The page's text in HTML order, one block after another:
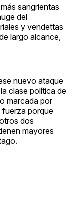
sangrientas
del
y vendettas
largo alcance,
nuevo ataque
clase política de
marcada por
fuerza porque
dos
mayores